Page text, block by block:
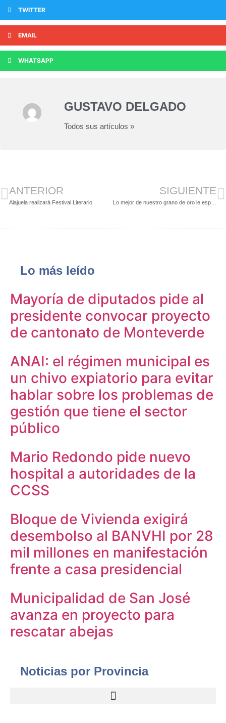
TWITTER
EMAIL
WHATSAPP
GUSTAVO DELGADO
Todos sus artículos »
ANTERIOR
Alajuela realizará Festival Literario
SIGUIENTE
Lo mejor de nuestro grano de oro le espera en Expo Café Tarrazú 2023
Lo más leído
Mayoría de diputados pide al
presidente convocar proyecto
de cantonato de Monteverde
ANAI: el régimen municipal es
un chivo expiatorio para evitar
hablar sobre los problemas de
gestión que tiene el sector
público
Mario Redondo pide nuevo
hospital a autoridades de la
CCSS
Bloque de Vivienda exigirá
desembolso al BANVHI por 28
mil millones en manifestación
frente a casa presidencial
Municipalidad de San José
avanza en proyecto para
rescatar abejas
Noticias por Provincia